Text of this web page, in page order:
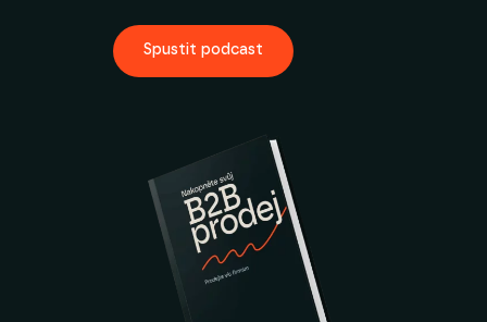
Spustit podcast